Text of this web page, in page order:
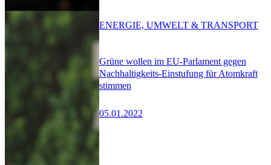
Grüne wollen im EU-Parlament gegen
Nachhaltigkeits-Einstufung für Atomkraft
stimmen
05.01.2022
ENERGIE, UMWELT & TRANSPORT